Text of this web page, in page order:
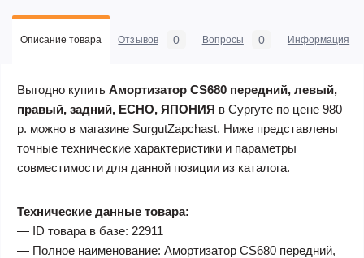
Описание товара Отзывов 0 Вопросы 0 Информация
Выгодно купить Амортизатор CS680 передний, левый,
правый, задний, ECHO, ЯПОНИЯ в Сургуте по цене 980
р. можно в магазине SurgutZapchast. Ниже представлены
точные технические характеристики и параметры
совместимости для данной позиции из каталога.
Технические данные товара:
— ID товара в базе: 22911
— Полное наименование: Амортизатор CS680 передний,